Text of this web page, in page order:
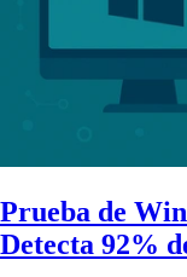
Prueba de
Detecta 92%